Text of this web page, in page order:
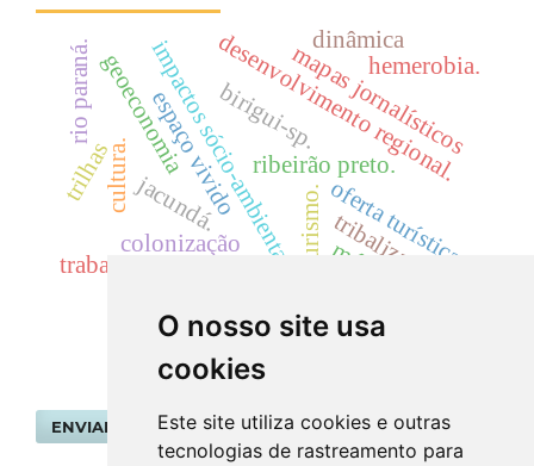
O nosso site usa
cookies
Este site utiliza cookies e outras
tecnologias de rastreamento para
mapas jornalísticos
birigui-sp.
impactos sócio-ambientais
jacundá.
ribeirão preto.
espaço vivido
cultura. desenvolvimento regional.
geoeconomia
turismo.
trabalhadores rurais.
trilhas
oferta turística
hemerobia.
tribalização
rio paraná.
música
colonização
dinâmica
ENVIAR SUBMISSÃO